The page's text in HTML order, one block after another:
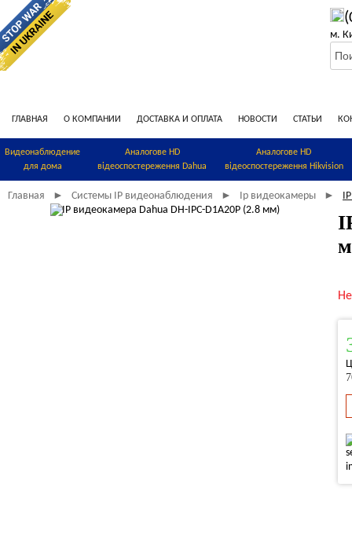
м.
ГЛАВНАЯ О КОМПАНИИ ДОСТАВКА И ОПЛАТА НОВОСТИ СТАТЬИ
Видеонаблюдение
для дома
Аналогове HD
відеоспостереження Dahua
Аналогове HD
відеоспостереження Hikvision
Главная ► Системы IP видеонаблюдения ► Ip видеокамеры ►